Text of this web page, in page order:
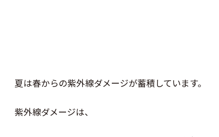
夏は春からの紫外線ダメージが蓄積しています。
紫外線ダメージは、